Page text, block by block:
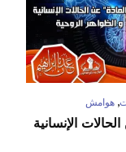
, هوامش
الإنسانية